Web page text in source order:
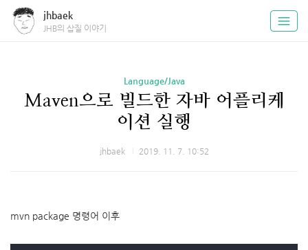
jhbaek
JHB의 삽질 이야기
Language/Java
Maven으로 빌드한 자바 어플리케
이션 실행
jhbaek 2019. 11. 7. 10:52
mvn package 명령어 이후